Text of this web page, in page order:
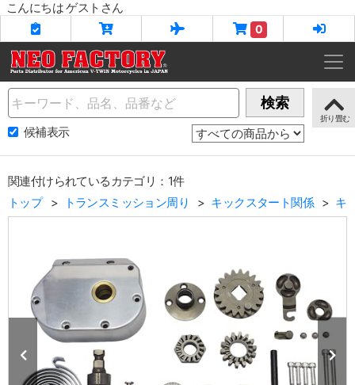
こんにちは ゲストさん
0
Name 検索
候補表示
関連付けられているカテゴリ：1件
トップ
トランスミッション周り キックスタート関係 キ